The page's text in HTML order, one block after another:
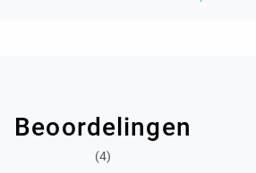
Beoordelingen
(4)